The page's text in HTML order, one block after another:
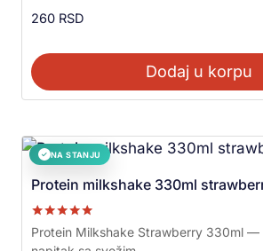
260 RSD
Dodaj u korpu
✓ NA STANJU
Protein milkshake 330ml
Ocenjeno sa
5.00
Protein Milkshake Strawberry 330ml